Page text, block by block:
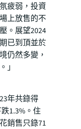
疲弱，投資
上放售的不
。展望2024
已到頂並於
仍然多變，
」
年共錄得
1.3%。住
銷售只錄71